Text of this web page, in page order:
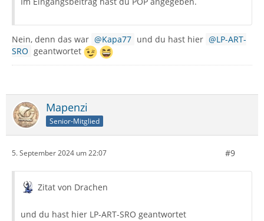
Nein, denn das war Kapa77 und du hast hier
LP-ART-
SRO geantwortet
Mapenzi
Senior-Mitglied
5. September 2024 um 22:07 #9
Zitat von Drachen
und du hast hier LP-ART-SRO geantwortet